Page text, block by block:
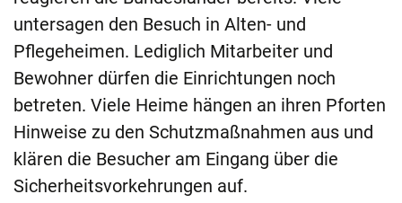
untersagen den Besuch in Alten- und
Pflegeheimen. Lediglich Mitarbeiter und
Bewohner dürfen die Einrichtungen noch
betreten. Viele Heime hängen an ihren Pforten
Hinweise zu den Schutzmaßnahmen aus und
klären die Besucher am Eingang über die
Sicherheitsvorkehrungen auf.